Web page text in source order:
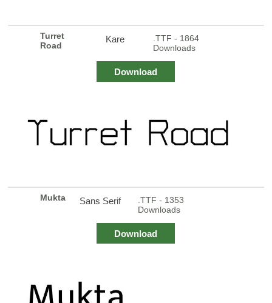
Turret
Road
Kare
.TTF - 1864
Downloads
Download
Mukta Sans Serif
.TTF - 1353
Downloads
Download